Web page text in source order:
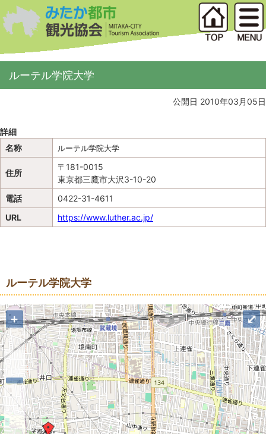
ルーテル学院大学
公開日 2010年03月05日
詳細
名称
ルーテル学院大学
住所
〒181-0015
東京都三鷹市大沢3-10-20
電話
0422-31-4611
URL
https://www.luther.ac.jp/
ルーテル学院大学
+ ⤢